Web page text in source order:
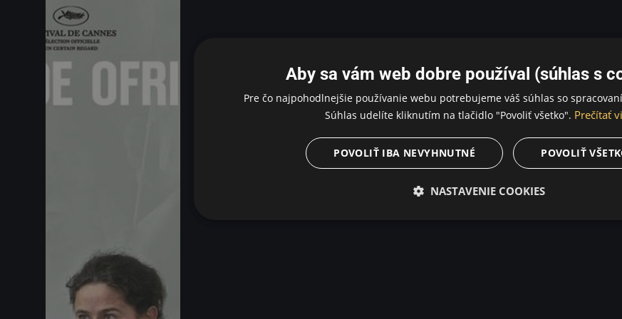
Aby sa vám web dobre používal (súhlas s
Pre čo najpohodlnejšie používanie webu potrebujeme váš súhlas so
Súhlas udelíte kliknutím na tlačidlo "Povoliť všetko". Prečítať
POVOLIŤ
POVOLIŤ IBA NEVYHNUTNÉ
NASTAVENIE COOKIES